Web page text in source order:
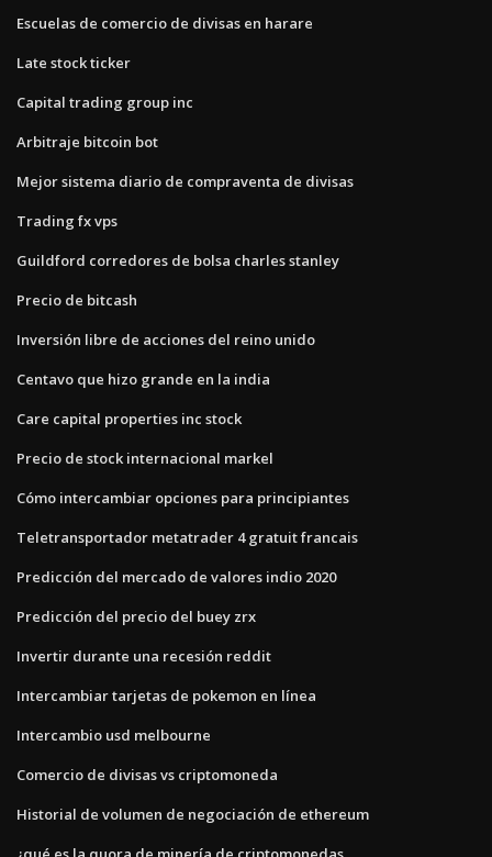
Escuelas de comercio de divisas en harare
Late stock ticker
Capital trading group inc
Arbitraje bitcoin bot
Mejor sistema diario de compraventa de divisas
Trading fx vps
Guildford corredores de bolsa charles stanley
Precio de bitcash
Inversión libre de acciones del reino unido
Centavo que hizo grande en la india
Care capital properties inc stock
Precio de stock internacional markel
Cómo intercambiar opciones para principiantes
Teletransportador metatrader 4 gratuit francais
Predicción del mercado de valores indio 2020
Predicción del precio del buey zrx
Invertir durante una recesión reddit
Intercambiar tarjetas de pokemon en línea
Intercambio usd melbourne
Comercio de divisas vs criptomoneda
Historial de volumen de negociación de ethereum